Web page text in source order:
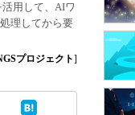
Linux ＆ OSS
Master of IP Network
Security & Trust
Test & Tools
用して、AIワ
理してから要
プロジェクト]